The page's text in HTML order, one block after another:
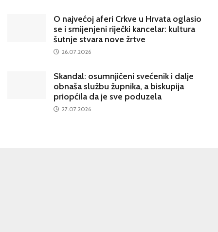
O najvećoj aferi Crkve u Hrvata oglasio
se i smijenjeni riječki kancelar: kultura
šutnje stvara nove žrtve
26.07.2026
Skandal: osumnjičeni svećenik i dalje
obnaša službu župnika, a biskupija
priopćila da je sve poduzela
27.07.2026